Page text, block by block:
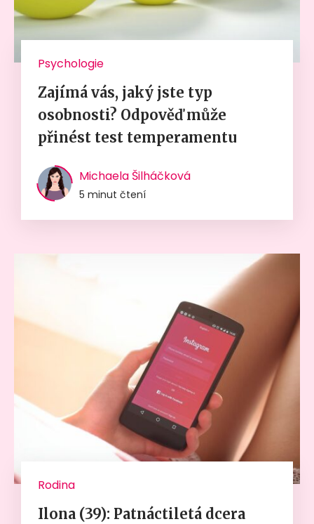
Psychologie
Zajímá vás, jaký jste typ
osobnosti? Odpověď může
přinést test temperamentu
Michaela Šilháčková
5 minut čtení
Rodina
Ilona (39): Patnáctiletá dcera